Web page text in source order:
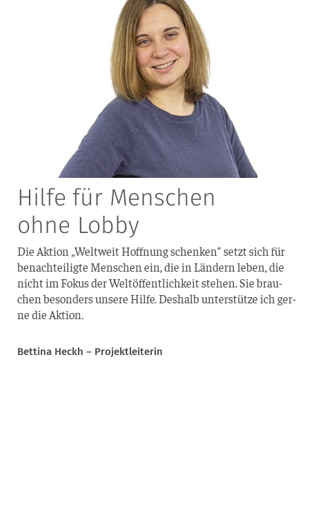
Hilfe für Menschen
ohne Lobby
Die Akti­on „Welt­weit Hoff­nung schen­ken“ setzt sich für
benach­tei­lig­te Men­schen ein, die in Län­dern leben, die
nicht im Fokus der Welt­öf­fent­lich­keit ste­hen. Sie brau­
chen beson­ders unse­re Hil­fe. Des­halb unter­stüt­ze ich ger­
ne die Aktion.
Bet­ti­na Heckh – Projektleiterin